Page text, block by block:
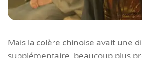
Mais la colère chinoise avait une
supplémentaire, beaucoup plus